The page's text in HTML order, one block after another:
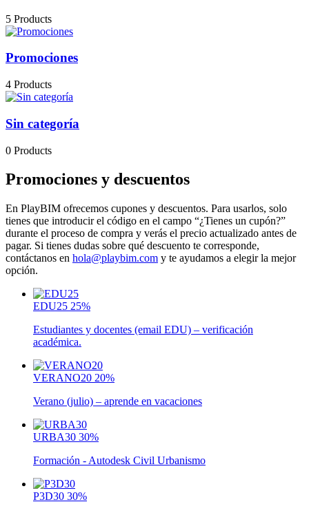
5 Products
Promociones
4 Products
Sin categoría
0 Products
Promociones y descuentos
En PlayBIM ofrecemos cupones y descuentos. Para usarlos, solo
tienes que introducir el código en el campo “¿Tienes un cupón?”
durante el proceso de compra y verás el precio actualizado antes de
pagar. Si tienes dudas sobre qué descuento te corresponde,
contáctanos en hola@playbim.com y te ayudamos a elegir la mejor
opción.
EDU25 25%
Estudiantes y docentes (email EDU) – verificación
académica.
VERANO20 20%
Verano (julio) – aprende en vacaciones
URBA30 30%
Formación - Autodesk Civil Urbanismo
P3D30 30%